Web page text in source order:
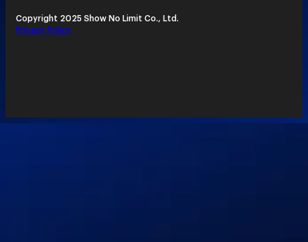
Copyright 2025 Show No Limit Co., Ltd.
Privacy Policy